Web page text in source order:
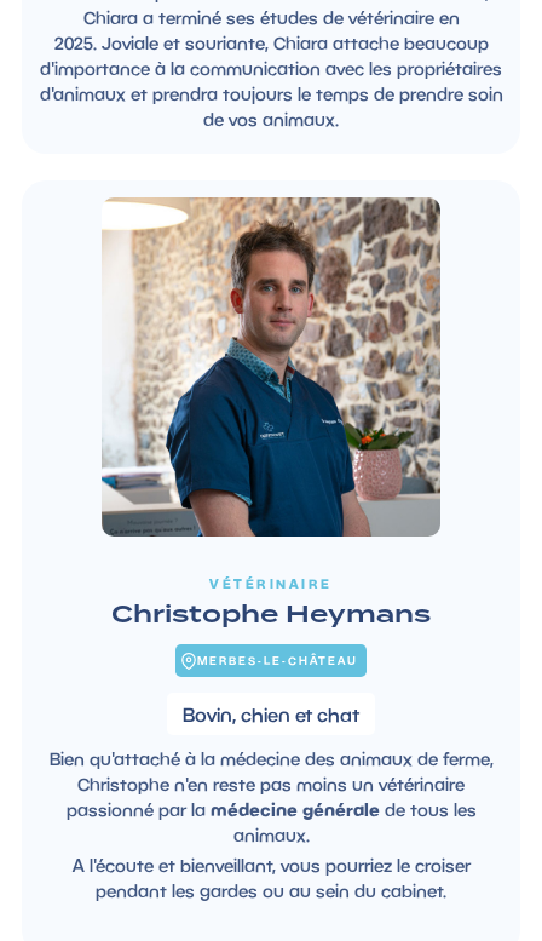
Chiara a terminé ses études de vétérinaire en
2025. Joviale et souriante, Chiara attache beaucoup
d'importance à la communication avec les propriétaires
d'animaux et prendra toujours le temps de prendre soin
de vos animaux.
VÉTÉRINAIRE
Christophe Heymans
MERBES-LE-CHÂTEAU
Bovin, chien et chat
Bien qu'attaché à la médecine des animaux de ferme,
Christophe n'en reste pas moins un vétérinaire
passionné par la médecine généralede tous les
animaux.
A l'écoute et bienveillant, vous pourriez le croiser
pendant les gardes ou au sein du cabinet.